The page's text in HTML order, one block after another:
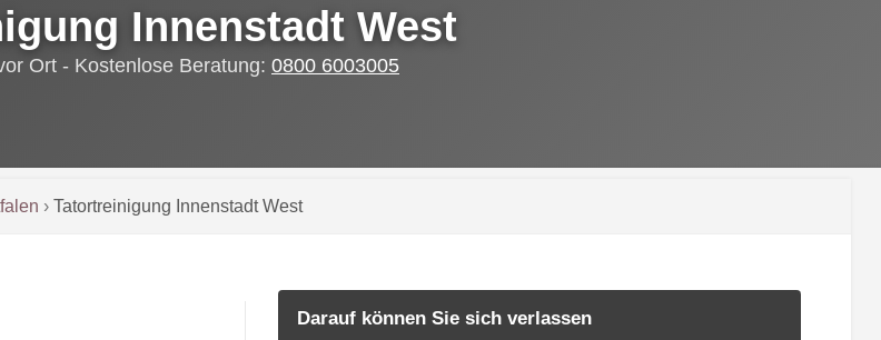
Innenstadt West
Ort - Kostenlose Beratung: 0800 6003005
› Tatortreinigung Innenstadt West
Darauf können Sie sich verlassen